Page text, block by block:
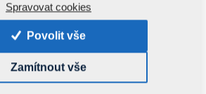
ODHRNOVAČKA
4005379
Spravovat cookies
Povolit vše
Zamítnout vše